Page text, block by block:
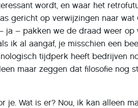
wordt, en waar het
gericht op verwijzingen naar
ja – pakken we de draad weer
ik al aangaf, je misschien een
tijdperk heeft bedrijven
maar zeggen dat filosofie nog
je. Wat is er? Nou, ik kan alleen